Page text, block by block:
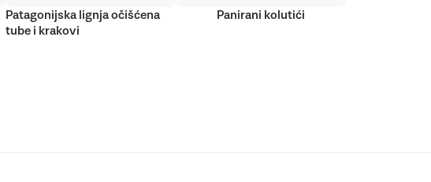
Patagonijska lignja očišćena
tube i krakovi
Panirani kolutići